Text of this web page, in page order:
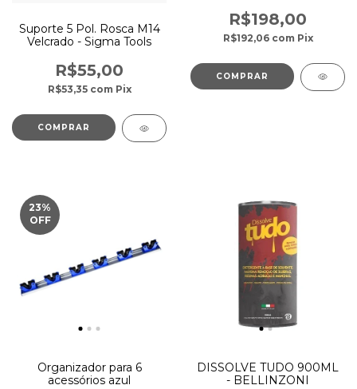
Suporte 5 Pol. Rosca M14
Velcrado - Sigma Tools
R$55,00
R$53,35 com Pix
R$198,00
R$192,06 com Pix
23%
OFF
Organizador para 6
acessórios azul
DISSOLVE TUDO 900ML
- BELLINZONI